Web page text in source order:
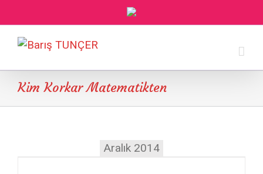
Kim Korkar Matematikten
Aralık 2014